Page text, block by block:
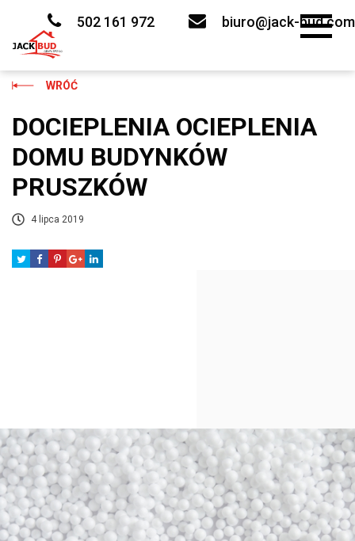
502 161 972 biuro@jack-bud.com
WRÓĆ
DOCIEPLENIA OCIEPLENIA
DOMU BUDYNKÓW
PRUSZKÓW
4 lipca 2019